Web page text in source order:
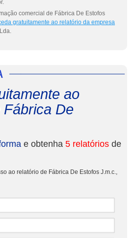
comercial de Fábrica De Estofos
gratuitamente ao relatório da empresa
ao
De
e obtenha 5 relatórios de
ao relatório de Fábrica De Estofos J.m.c.,